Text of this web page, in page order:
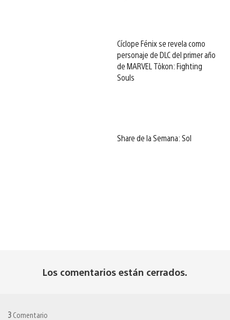
Cíclope Fénix se revela como
personaje de DLC del primer año
de MARVEL Tōkon: Fighting
Souls
Share de la Semana: Sol
Los comentarios están cerrados.
3 Comentario